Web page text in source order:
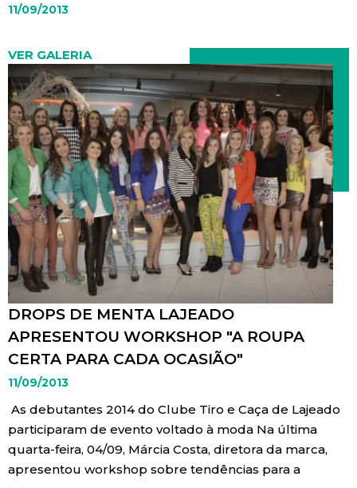
11/09/2013
VER GALERIA
DROPS DE MENTA LAJEADO
APRESENTOU WORKSHOP "A ROUPA
CERTA PARA CADA OCASIÃO"
11/09/2013
As debutantes 2014 do Clube Tiro e Caça de Lajeado
participaram de evento voltado à moda Na última
quarta-feira, 04/09, Márcia Costa, diretora da marca,
apresentou workshop sobre tendências para a